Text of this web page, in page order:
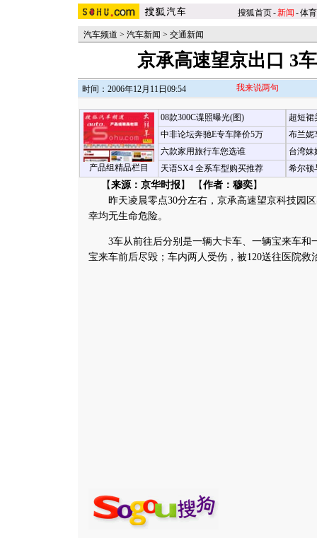
搜狐首页-新闻 -体育
汽车频道 > 汽车新闻 > 交通新闻
京承高速望京出口 3
时间：2006年12月11日09:54 我来说两句
产品组精品栏目
08款300C谍照曝光(图)
中非论坛奔驰E专车降价5万
六款家用旅行车您选谁
天语SX4 全系车型购买推荐
超短裙
布兰妮
台湾妹
希尔顿
【来源：京华时报】 【作者：穆奕】
昨天凌晨零点30分左右，京承高速望京科技园区
幸均无生命危险。
3车从前往后分别是一辆大卡车、一辆宝来车和
宝来车前后尽毁；车内两人受伤，被120送往医院救